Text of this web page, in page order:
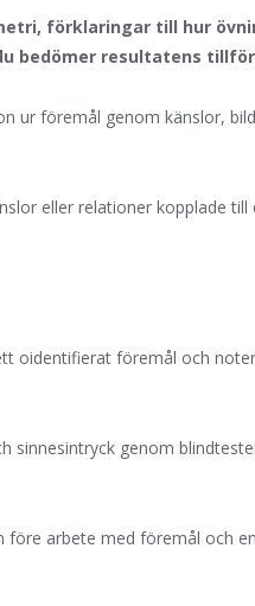
förklaringar till hur
bedömer resultatens
ur föremål genom känslor,
eller relationer kopplade
oidentifierat föremål och
sinnesintryck genom
före arbete med föremål och